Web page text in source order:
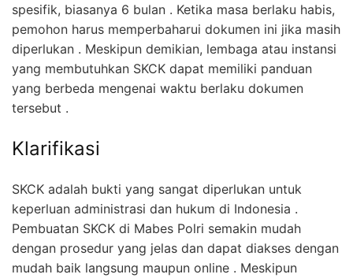
spesifik, biasanya 6 bulan . Ketika masa berlaku habis,
pemohon harus memperbaharui dokumen ini jika masih
diperlukan . Meskipun demikian, lembaga atau instansi
yang membutuhkan SKCK dapat memiliki panduan
yang berbeda mengenai waktu berlaku dokumen
tersebut .
Klarifikasi
SKCK adalah bukti yang sangat diperlukan untuk
keperluan administrasi dan hukum di Indonesia .
Pembuatan SKCK di Mabes Polri semakin mudah
dengan prosedur yang jelas dan dapat diakses dengan
mudah baik langsung maupun online . Meskipun